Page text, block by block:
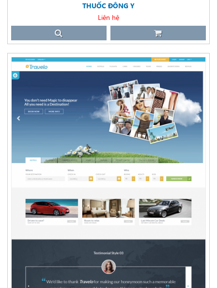
THUỐC ĐÔNG Y
Liên hệ